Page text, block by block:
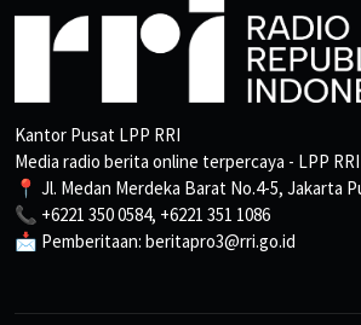
Kantor Pusat LPP RRI
Media radio berita online terpercaya - LPP RRI
📍 Jl. Medan Merdeka Barat No.4-5, Jakarta
📞 +6221 350 0584, +6221 351 1086
📩 Pemberitaan: beritapro3@rri.go.id